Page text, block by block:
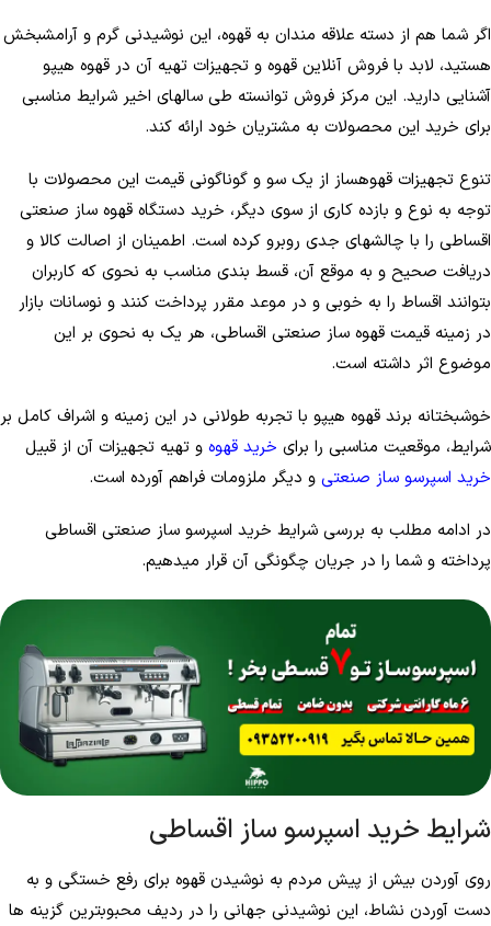
اگر شما هم از دسته علاقه ­مندان به قهوه، این نوشیدنی گرم و آرامش­بخش
هستید، لابد با فروش آنلاین قهوه و تجهیزات تهیه آن در قهوه هیپو
آشنایی دارید. این مرکز فروش توانسته طی سال­های اخیر شرایط مناسبی
برای خرید این محصولات به مشتریان خود ارائه کند.
تنوع تجهیزات قهوه­ساز از یک سو و گوناگونی قیمت این محصولات با
توجه به نوع و بازده کاری از سوی دیگر، خرید دستگاه قهوه ساز صنعتی
اقساطی را با چالش­های جدی روبرو کرده است. اطمینان از اصالت کالا و
دریافت صحیح و به موقع آن، قسط ­بندی مناسب به نحوی که کاربران
بتوانند اقساط را به خوبی و در موعد مقرر پرداخت کنند و نوسانات بازار
در زمینه قیمت قهوه ساز صنعتی اقساطی، هر یک به نحوی بر این
موضوع اثر داشته است.
خوشبختانه برند قهوه هیپو با تجربه طولانی در این زمینه و اشراف کامل بر
شرایط، موقعیت مناسبی را برای خرید قهوه و تهیه تجهیزات آن از قبیل
خرید اسپرسو ساز صنعتی و دیگر ملزومات فراهم آورده است.
در ادامه مطلب به بررسی شرایط خرید اسپرسو ساز صنعتی اقساطی
پرداخته و شما را در جریان چگونگی آن قرار می­دهیم.
شرایط خرید اسپرسو ساز اقساطی
روی آوردن بیش از پیش مردم به نوشیدن قهوه برای رفع خستگی و به
دست آوردن نشاط، این نوشیدنی جهانی را در ردیف محبوب­ترین گزینه ­ها